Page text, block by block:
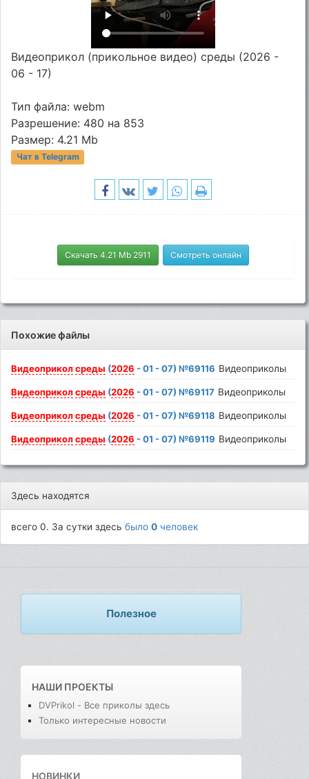
Видеоприкол (прикольное видео) среды (2026 -
06 - 17)
Тип файла: webm
Разрешение: 480 на 853
Размер: 4.21 Mb
Чат в Telegram
Скачать 4.21 Mb 2911 Смотреть онлайн
Похожие файлы
Видеоприкол среды (2026 - 01 - 07) №69116 Видеоприколы
Видеоприкол среды (2026 - 01 - 07) №69117 Видеоприколы
Видеоприкол среды (2026 - 01 - 07) №69118 Видеоприколы
Видеоприкол среды (2026 - 01 - 07) №69119 Видеоприколы
Здесь находятся
всего 0. За сутки здесьбыло0 человек
Полезное
НАШИ ПРОЕКТЫ
DVPrikol - Все приколы здесь
Только интересные новости
НОВИНКИ